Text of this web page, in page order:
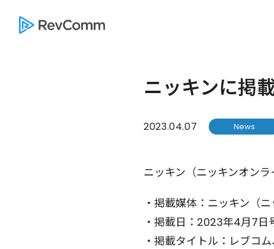
ニッキンに掲
2023.04.07 News
ニッキン（ニッキンオン
・掲載媒体：ニッキン（ニ
・掲載日：2023年4月7日
・掲載タイトル：レブコ